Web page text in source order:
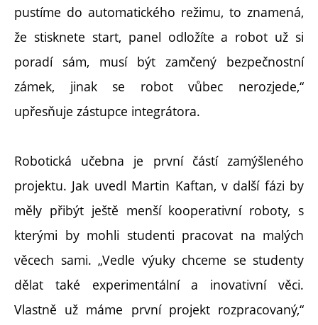
pustíme do automatického režimu, to znamená,
že stisknete start, panel odložíte a robot už si
poradí sám, musí být zamčený bezpečnostní
zámek, jinak se robot vůbec nerozjede,“
upřesňuje zástupce integrátora.
Robotická učebna je první částí zamýšleného
projektu. Jak uvedl Martin Kaftan, v další fázi by
měly přibýt ještě menší kooperativní roboty, s
kterými by mohli studenti pracovat na malých
věcech sami. „Vedle výuky chceme se studenty
dělat také experimentální a inovativní věci.
Vlastně už máme první projekt rozpracovaný,“